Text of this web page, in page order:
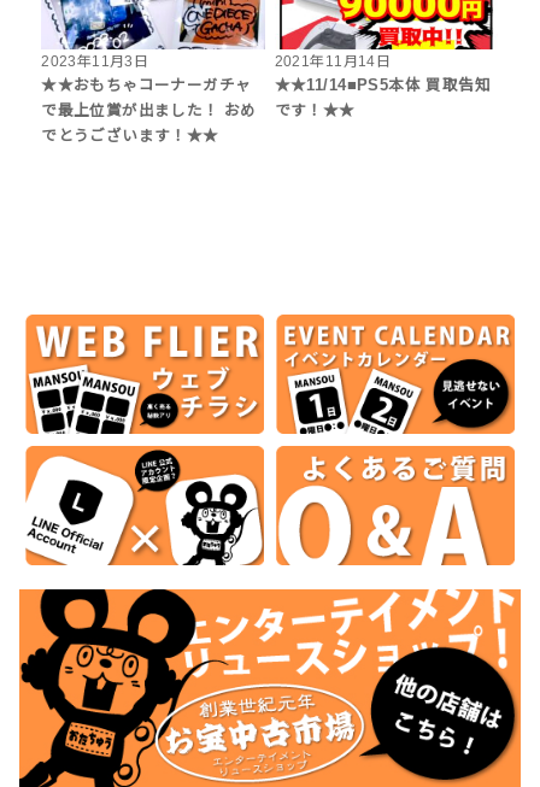
2023年11月3日
★★おもちゃコーナーガチャ
で最上位賞が出ました！ おめ
でとうございます！★★
2021年11月14日
★★11/14■PS5本体 買取告知
です！★★